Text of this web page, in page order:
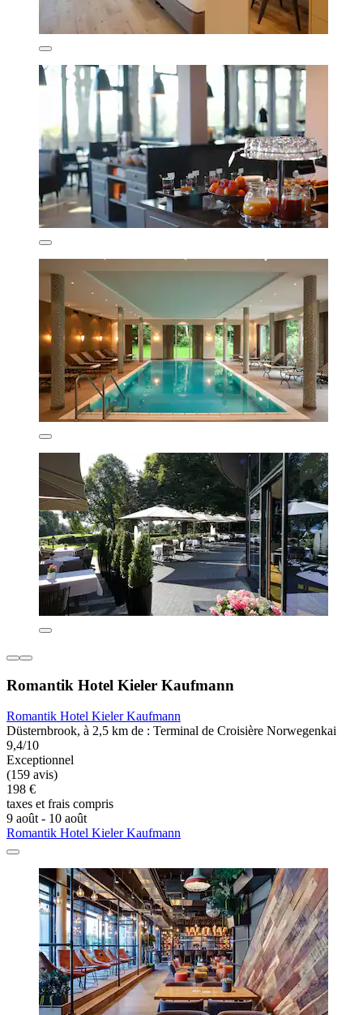
Romantik Hotel Kieler Kaufmann
Romantik Hotel Kieler Kaufmann
Düsternbrook, à 2,5 km de : Terminal de Croisière Norwegenkai
9,4/10
Exceptionnel
(159 avis)
198 €
taxes et frais compris
9 août - 10 août
Romantik Hotel Kieler Kaufmann